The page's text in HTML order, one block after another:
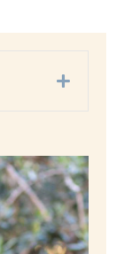
Expand